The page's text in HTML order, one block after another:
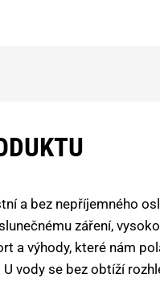
a bez nepříjemného
záření,
a výhody, které nám
vody se bez obtíží